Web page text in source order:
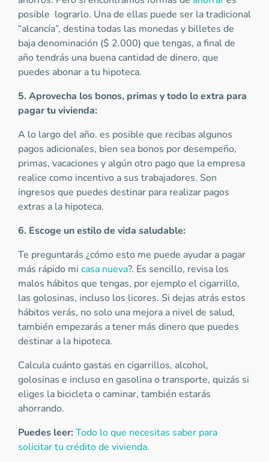
posible lograrlo. Una de ellas puede ser la tradicional
“alcancía”, destina todas las monedas y billetes de
baja denominación ($ 2.000) que tengas, a final de
año tendrás una buena cantidad de dinero, que
puedes abonar a tu hipoteca.
5. Aprovecha los bonos, primas y todo lo extra para
pagar tu vivienda:
A lo largo del año. es posible que recibas algunos
pagos adicionales, bien sea bonos por desempeño,
primas, vacaciones y algún otro pago que la empresa
realice como incentivo a sus trabajadores. Son
ingresos que puedes destinar para realizar pagos
extras a la hipoteca.
6. Escoge un estilo de vida saludable:
Te preguntarás ¿cómo esto me puede ayudar a pagar
más rápido mi casa nueva?. Es sencillo, revisa los
malos hábitos que tengas, por ejemplo el cigarrillo,
las golosinas, incluso los licores. Si dejas atrás estos
hábitos verás, no solo una mejora a nivel de salud,
también empezarás a tener más dinero que puedes
destinar a la hipoteca.
Calcula cuánto gastas en cigarrillos, alcohol,
golosinas e incluso en gasolina o transporte, quizás si
eliges la bicicleta o caminar, también estarás
ahorrando.
Puedes leer:Todo lo que necesitas saber para
solicitar tu crédito de vivienda.